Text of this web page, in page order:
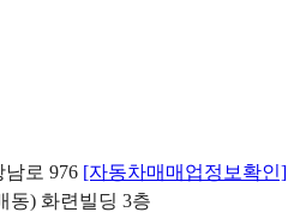
로 976 [자동차매매업정보확인]
동) 화련빌딩 3층